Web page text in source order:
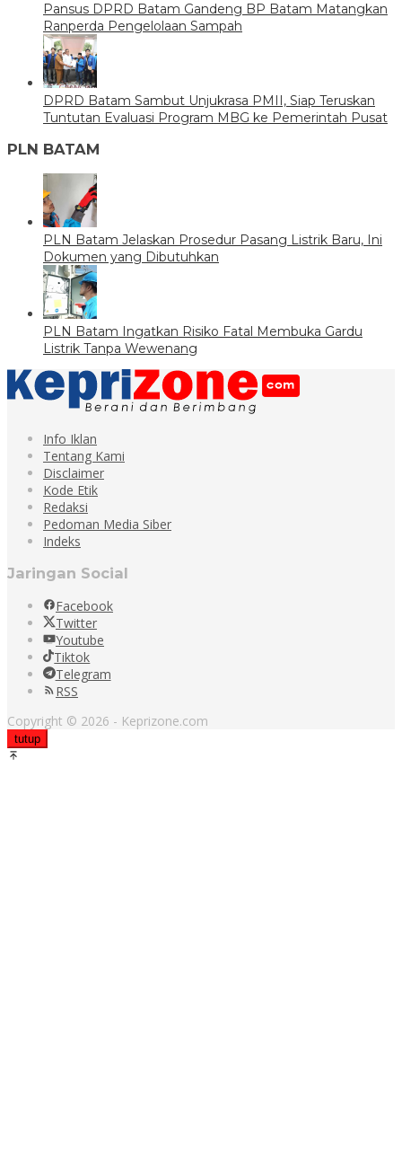
Pansus DPRD Batam Gandeng BP Batam Matangkan
Ranperda Pengelolaan Sampah
DPRD Batam Sambut Unjukrasa PMII, Siap Teruskan
Tuntutan Evaluasi Program MBG ke Pemerintah Pusat
PLN BATAM
PLN Batam Jelaskan Prosedur Pasang Listrik Baru, Ini
Dokumen yang Dibutuhkan
PLN Batam Ingatkan Risiko Fatal Membuka Gardu
Listrik Tanpa Wewenang
Info Iklan
Tentang Kami
Disclaimer
Kode Etik
Redaksi
Pedoman Media Siber
Indeks
Jaringan Social
Facebook
Twitter
Youtube
Tiktok
Telegram
RSS
Copyright © 2026 - Keprizone.com
tutup